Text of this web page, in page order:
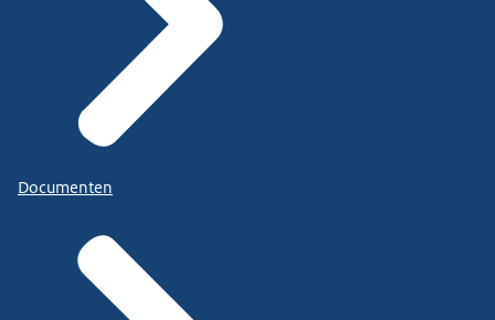
Documenten